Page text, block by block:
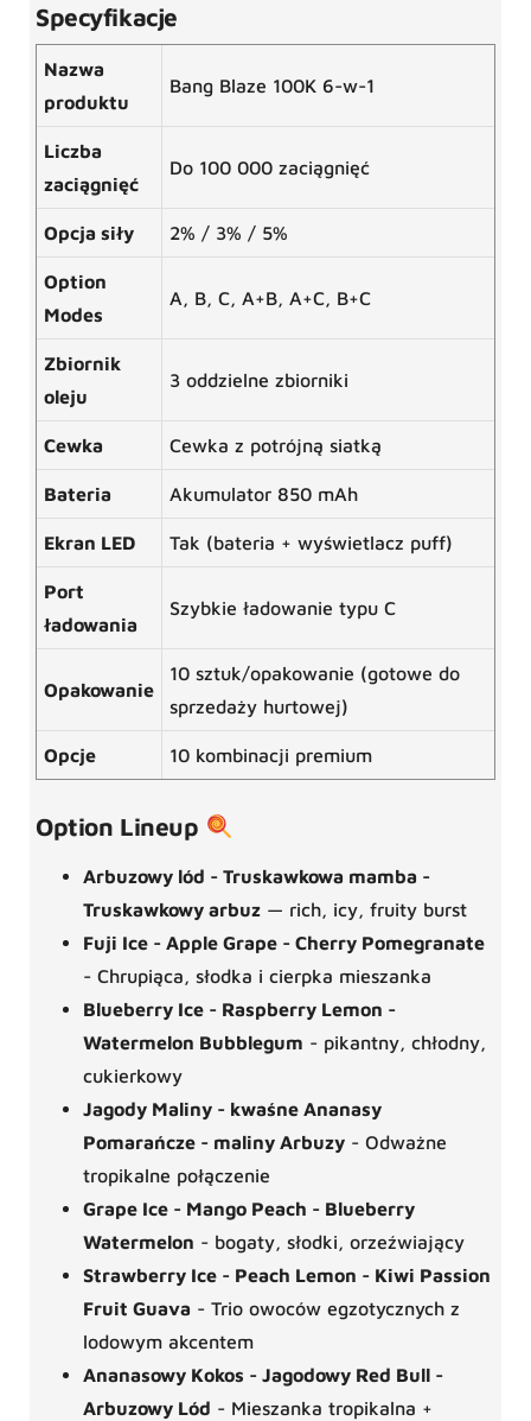
Specyfikacje
Nazwa
produktu
Bang Blaze 100K 6-w-1
Liczba
zaciągnięć
Do 100 000 zaciągnięć
Opcja siły 2% / 3% / 5%
Option
Modes
A, B, C, A+B, A+C, B+C
Zbiornik
oleju
3 oddzielne zbiorniki
Cewka Cewka z potrójną siatką
Bateria Akumulator 850 mAh
Ekran LED Tak (bateria + wyświetlacz puff)
Port
ładowania
Szybkie ładowanie typu C
Opakowanie
10 sztuk/opakowanie (gotowe do
sprzedaży hurtowej)
Opcje 10 kombinacji premium
Option Lineup
Arbuzowy lód - Truskawkowa mamba -
Truskawkowy arbuz — rich, icy, fruity burst
Fuji Ice - Apple Grape - Cherry Pomegranate
- Chrupiąca, słodka i cierpka mieszanka
Blueberry Ice - Raspberry Lemon -
Watermelon Bubblegum - pikantny, chłodny,
cukierkowy
Jagody Maliny - kwaśne Ananasy
Pomarańcze - maliny Arbuzy - Odważne
tropikalne połączenie
Grape Ice - Mango Peach - Blueberry
Watermelon - bogaty, słodki, orzeźwiający
Strawberry Ice - Peach Lemon - Kiwi Passion
Fruit Guava - Trio owoców egzotycznych z
lodowym akcentem
Ananasowy Kokos - Jagodowy Red Bull -
Arbuzowy Lód - Mieszanka tropikalna +